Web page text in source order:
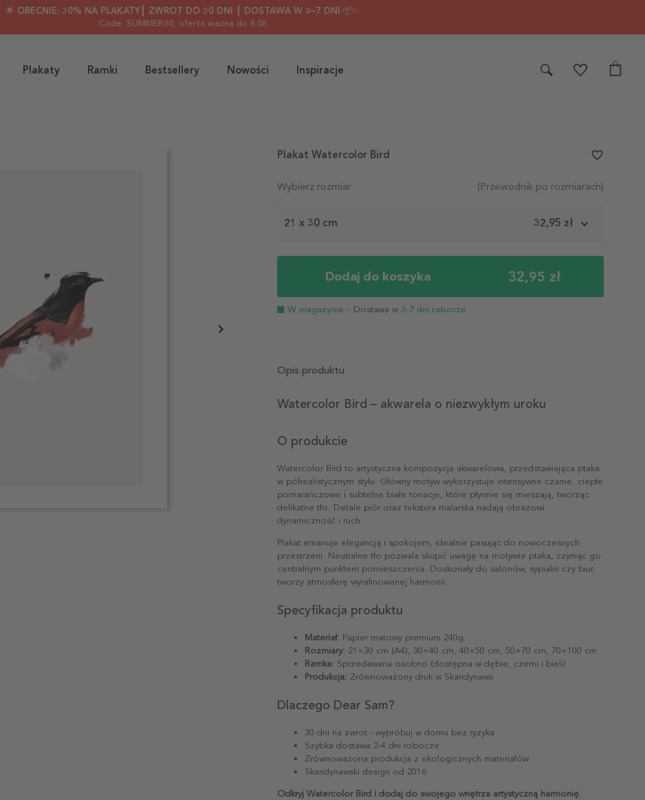
🌟 OBECNIE: 30% NA PLAKATY┃ ZWROT DO 30 DNI ┃ DOSTAWA W 2–7 DNI 📦✨
Code: SUMMER30, oferta ważna do 8.08
Plakaty Ramki Bestsellery Nowości Inspiracje
Wybierz rozmiar (Przewodnik po rozmiarach)
21 x 30 cm 32,95 zł
Dodaj do koszyka 32,95 zł
W magazynie - Dostawa w 3-7 dni robocze
Plakat Watercolor Bird favorite_border
Opis produktu
Watercolor Bird – akwarela o niezwykłym uroku
O produkcie
Watercolor Bird to artystyczna kompozycja akwarelowa, przedstawiająca ptaka
w półrealistycznym stylu. Główny motyw wykorzystuje intensywne czarne, ciepłe
pomarańczowe i subtelne białe tonacje, które płynnie się mieszają, tworząc
delikatne tło. Detale piór oraz tekstura malarska nadają obrazowi
dynamiczność i ruch.
Plakat emanuje elegancją i spokojem, idealnie pasując do nowoczesnych
przestrzeni. Neutralne tło pozwala skupić uwagę na motywie ptaka, czyniąc go
centralnym punktem pomieszczenia. Doskonały do salonów, sypialni czy biur,
tworzy atmosferę wyrafinowanej harmonii.
Specyfikacja produktu
Materiał: Papier matowy premium 240g
Rozmiary: 21×30 cm (A4), 30×40 cm, 40×50 cm, 50×70 cm, 70×100 cm
Ramka: Sprzedawana osobno (dostępna w dębie, czerni i bieli)
Produkcja: Zrównoważony druk w Skandynawii
Dlaczego Dear Sam?
30 dni na zwrot - wypróbuj w domu bez ryzyka
Szybka dostawa 2-4 dni robocze
Zrównoważona produkcja z ekologicznych materiałów
Skandynawski design od 2016
Odkryj Watercolor Bird i dodaj do swojego wnętrza artystyczną harmonię.